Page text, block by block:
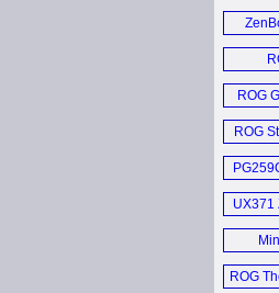
ROG
ROG
UX371
ROG